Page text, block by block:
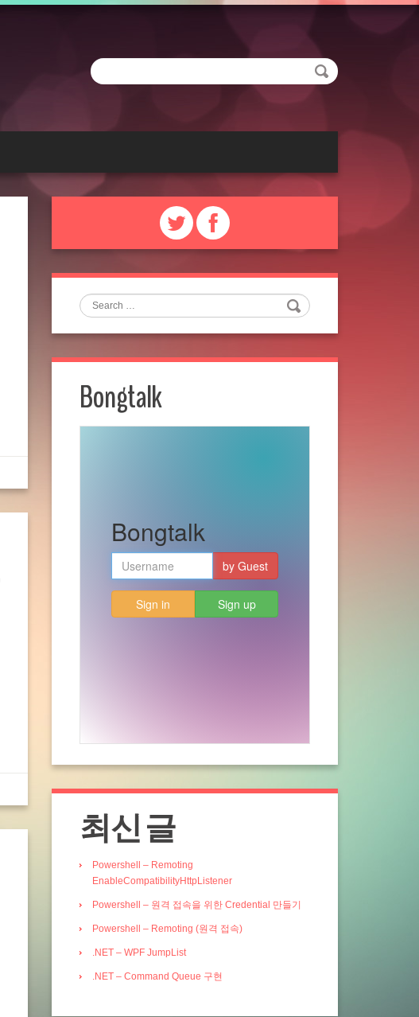
Search
Bongtalk
최신 글
Powershell – Remoting
EnableCompatibilityHttpListener
Powershell – 원격 접속을 위한 Credential 만들기
Powershell – Remoting (원격 접속)
.NET – WPF JumpList
.NET – Command Queue 구현